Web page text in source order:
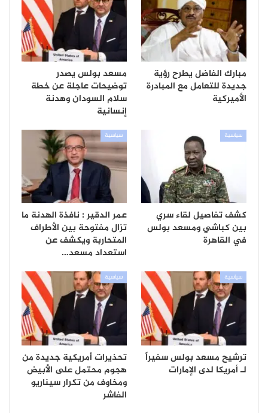
مبارك الفاضل يطرح رؤية
جديدة للتعامل مع المبادرة
الأميركية
مسعد بولس يصدر
توضيحات عاجلة عن خطة
سلام السودان وهدنة
إنسانية
سياسية
كشف تفاصيل لقاء سري
بين كباشي ومسعد بولس
في القاهرة
سياسية
عمر الدقير : نافذة الهدنة ما
تزال مفتوحة بين الأطراف
المتحاربة ويكشف عن
استعداد مسعد…
سياسية
ترشيح مسعد بولس سفيراً
لـ أمريكا لدى الإمارات
سياسية
تحذيرات أمريكية جديدة من
هجوم محتمل على الأبيض
ومخاوف من تكرار سيناريو
الفاشر